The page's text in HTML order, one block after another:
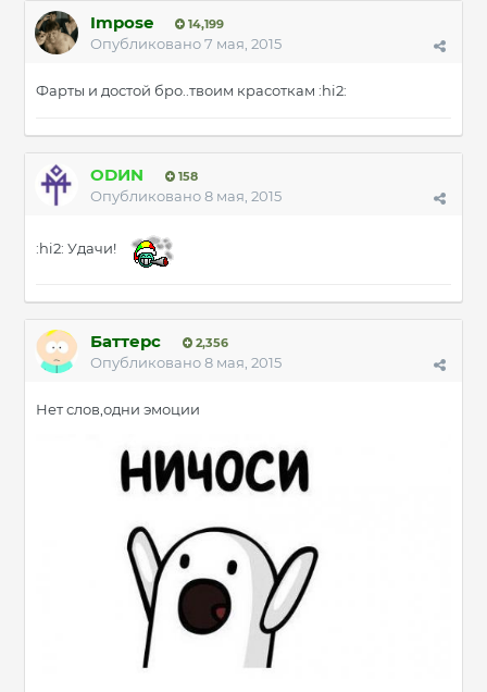
Impose 14,199
Опубликовано7 мая, 2015
Фарты и достой бро..твоим красоткам :hi2:
ODИN 158
Опубликовано8 мая, 2015
:hi2: Удачи!
Баттерс 2,356
Опубликовано8 мая, 2015
Нет слов,одни эмоции